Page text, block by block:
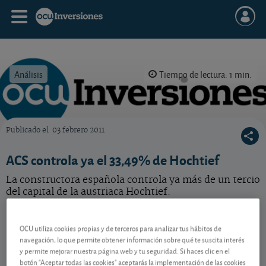
Análisis Tiempo de lectura: 1 min.
Publicado el 03 febrero 2011
ACS controla ya el 33,49% de Hochtief
La constructora española controla ya más de un tercio
del capital de la austriaca Hochtief.
ES0167050915
06/08/2026 Madrid
-
OCU utiliza cookies propias y de terceros para analizar tus hábitos de
navegación, lo que permite obtener información sobre qué te suscita interés
y permite mejorar nuestra página web y tu seguridad. Si haces clic en el
botón "Aceptar todas las cookies" aceptarás la implementación de las cookies